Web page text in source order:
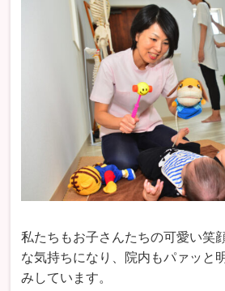
私たちもお子さんたちの可愛い笑
な気持ちになり、院内もパァッと
みしています。